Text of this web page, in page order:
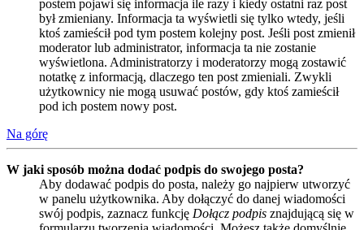
postem pojawi się informacja ile razy i kiedy ostatni raz post
był zmieniany. Informacja ta wyświetli się tylko wtedy, jeśli
ktoś zamieścił pod tym postem kolejny post. Jeśli post zmienił
moderator lub administrator, informacja ta nie zostanie
wyświetlona. Administratorzy i moderatorzy mogą zostawić
notatkę z informacją, dlaczego ten post zmieniali. Zwykli
użytkownicy nie mogą usuwać postów, gdy ktoś zamieścił
pod ich postem nowy post.
Na górę
W jaki sposób można dodać podpis do swojego posta?
Aby dodawać podpis do posta, należy go najpierw utworzyć
w panelu użytkownika. Aby dołączyć do danej wiadomości
swój podpis, zaznacz funkcję Dołącz podpis znajdującą się w